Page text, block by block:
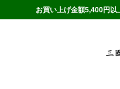
お買い上げ金額5,400円以